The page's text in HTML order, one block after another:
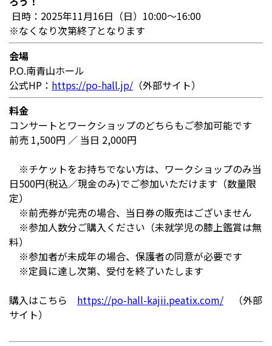
日時：2025年11月16日（日）10:00～16:00
※なくなり次第終了となります
会場
P.O.南青山ホール
公式HP： https://po-hall.jp/ （外部サイト）
料金
コンサートとワークショップのどちらもご参加可能です
前売 1,500円 ／ 当日 2,000円
※チケットをお持ちでない方は、ワークショップのみ当
日500円(税込／現金のみ)でご参加いただけます（数量限
定）
※前売券が完売の場合、当日券の販売はございません
※参加人数分ご購入ください（未就学児の膝上鑑賞は無
料）
※参加者が未成年の場合、保護者の同意が必要です
※定員に達し次第、受付を終了いたします
購入はこちら https://po-hall-kajii.peatix.com/ （外部
サイト）